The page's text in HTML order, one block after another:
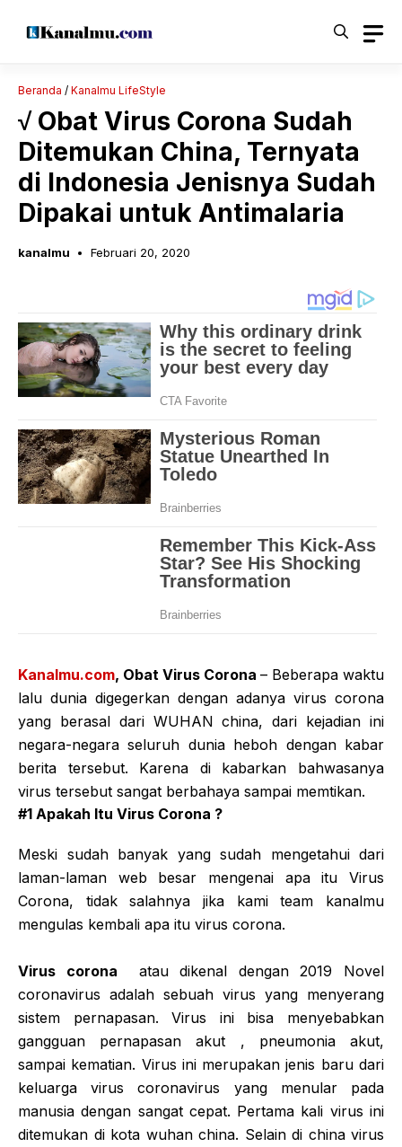
Beranda / Kanalmu LifeStyle
√ Obat Virus Corona Sudah
Ditemukan China, Ternyata
di Indonesia Jenisnya Sudah
Dipakai untuk Antimalaria
kanalmu Februari 20, 2020
Kanalmu.com, Obat Virus Corona – Beberapa waktu
lalu dunia digegerkan dengan adanya virus corona
yang berasal dari WUHAN china, dari kejadian ini
negara-negara seluruh dunia heboh dengan kabar
berita tersebut. Karena di kabarkan bahwasanya
virus tersebut sangat berbahaya sampai memtikan.
#1 Apakah Itu Virus Corona ?
Meski sudah banyak yang sudah mengetahui dari
laman-laman web besar mengenai apa itu Virus
Corona, tidak salahnya jika kami team kanalmu
mengulas kembali apa itu virus corona.
Virus corona
atau dikenal dengan 2019 Novel
coronavirus adalah sebuah virus yang menyerang
sistem pernapasan. Virus ini bisa menyebabkan
gangguan pernapasan akut , pneumonia akut,
sampai kematian. Virus ini merupakan jenis baru dari
keluarga virus coronavirus yang menular pada
manusia dengan sangat cepat. Pertama kali virus ini
ditemukan di kota wuhan china. Selain di china virus